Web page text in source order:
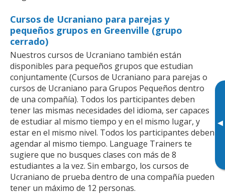
▸
Cursos de Ucraniano para parejas y
pequeños grupos en Greenville (grupo
cerrado)
Nuestros cursos de Ucraniano también están
disponibles para pequeños grupos que estudian
conjuntamente (Cursos de Ucraniano para parejas o
cursos de Ucraniano para Grupos Pequeños dentro
de una compañía). Todos los participantes deben
tener las mismas necesidades del idioma, ser capaces
de estudiar al mismo tiempo y en el mismo lugar, y
estar en el mismo nivel. Todos los participantes deben
agendar al mismo tiempo. Language Trainers te
sugiere que no busques clases con más de 8
estudiantes a la vez. Sin embargo, los cursos de
Ucraniano de prueba dentro de una compañía pueden
tener un máximo de 12 personas.